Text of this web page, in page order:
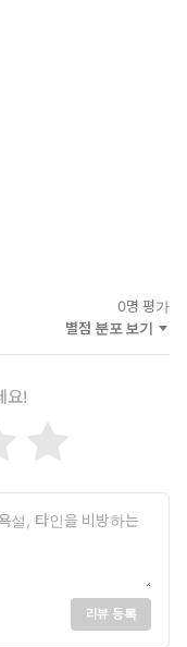
0명 평가
별점 분포 보기
요!
리뷰 등록